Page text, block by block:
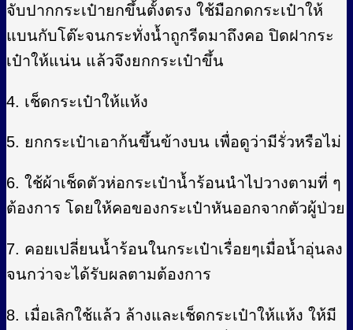
จับปากกระเป๋ายกขึ้นตั้งตรง ใช้มือกดกระเป๋าให้
แบนกับโต๊ะจนกระทั่งน้ำถูกรีดมาถึงคอ ปิดฝากระ
เป๋าให้แน่น แล้วจึงยกกระเป๋าขึ้น
4. เช็ดกระเป๋าให้แห้ง
5. ยกกระเป๋าเอาก้นขึ้นข้างบน เพื่อดูว่ามีรั่วหรือไม่
6. ใช้ผ้าเช็ดตัวห่อกระเป๋าน้ำร้อนนำไปวางตามที่ ๆ
ต้องการ โดยให้คอของกระเป๋าหันออกจากตัวผู้ป่วย
7. คอยเปลี่ยนน้ำร้อนในกระเป๋าเรื่อยๆเมื่อน้ำอุ่นลง
จนกว่าจะได้รับผลตามต้องการ
8. เมื่อเลิกใช้แล้ว ล้างและเช็ดกระเป๋าให้แห้ง ให้มี